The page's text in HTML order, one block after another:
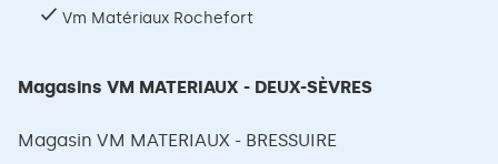
Vm Matériaux Rochefort
Magasins VM MATERIAUX - DEUX-SÈVRES
Magasin VM MATERIAUX - BRESSUIRE